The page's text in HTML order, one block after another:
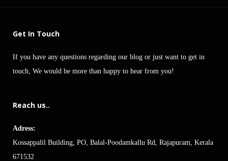
Get In Touch
If you have any questions regarding our blog or just want to get in
touch, We would be more than happy to hear from you!
Reach us..
Adress:
Kossappalil Building, PO, Balal-Poodamkallu Rd, Rajapuram, Kerala
671532